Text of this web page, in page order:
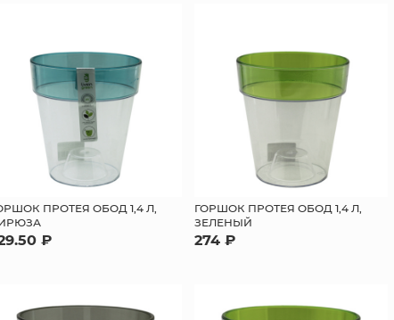
ПРОТЕЯ ОБОД 1,4 Л,
₽
ГОРШОК ПРОТЕЯ ОБОД 1,4 Л,
ЗЕЛЕНЫЙ
274 ₽